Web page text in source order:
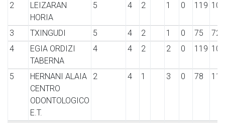
2
LEIZARAN
HORIA
5 4 2 1 0 119 109
3 TXINGUDI 5 4 2 1 0 75
72
4
EGIA ORDIZI
TABERNA
4 4 2 2 0 119 103
5
HERNANI ALAIA
CENTRO
ODONTOLOGICO
E.T.
2 4 1 3 0 78 112